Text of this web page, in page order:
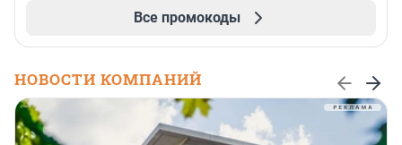
Все промокоды
НОВОСТИ КОМПАНИЙ